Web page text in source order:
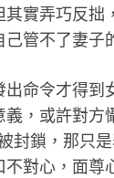
其實弄巧反拙
管不了妻子
出命令才得到
，或許對方
封鎖，那只
不對心，面尊